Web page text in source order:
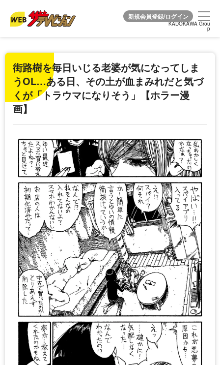
KADOKAWA Grou
p
KADOKAWA Grou
p
街路樹を毎日いじる老婆が気になってしま
うOL…ある日、その土が血まみれだと気づ
くが「トラウマになりそう」【ホラー漫
画】